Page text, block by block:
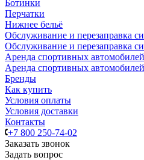
Ботинки
Перчатки
Нижнее бельё
Обслуживание и перезаправка
Обслуживание и перезаправка
Аренда спортивных
Аренда спортивных
Бренды
Как купить
Условия оплаты
Условия доставки
Контакты
+7 800 250-74-02
Заказать звонок
Задать вопрос